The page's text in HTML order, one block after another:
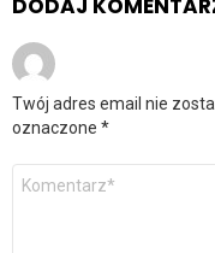
DODAJ
Twój adres email nie
oznaczone *
Komentarz